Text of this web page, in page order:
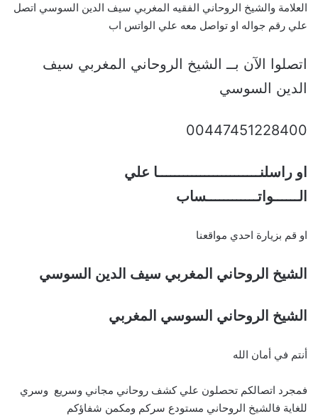
العلامة والشيخ الروحاني الفقيه المغربي سيف الدين السوسي اتصل
علي رقم جواله او تواصل معه علي الواتس اب
اتصلوا الآن بــ الشيخ الروحاني المغربي سيف
الدين السوسي
00447451228400
او راسلنــــــــــــــــــــــــا علي
الــــــواتــــــــــــساب
او قم بزيارة احدي مواقعنا
الشيخ الروحاني المغربي سيف الدين السوسي
الشيخ الروحاني السوسي المغربي
أنتم في أمان الله
فمجرد اتصالكم تحصلون علي كشف روحاني مجاني وسريع وسري
للغاية فالشيخ الروحاني مستودع سركم ومكمن شفاؤكم